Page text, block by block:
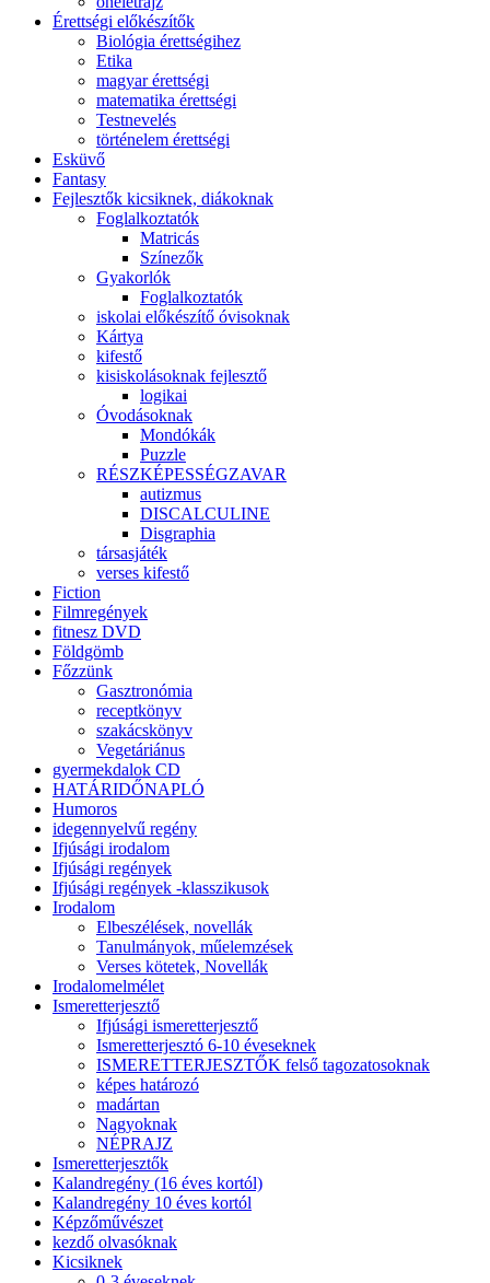
Érettségi előkészítők
Biológia érettségihez
Etika
magyar érettségi
matematika érettségi
Testnevelés
történelem érettségi
Esküvő
Fantasy
Fejlesztők kicsiknek, diákoknak
Foglalkoztatók
Matricás
Színezők
Gyakorlók
Foglalkoztatók
iskolai előkészítő óvisoknak
Kártya
kifestő
kisiskolásoknak fejlesztő
logikai
Óvodásoknak
Mondókák
Puzzle
RÉSZKÉPESSÉGZAVAR
autizmus
DISCALCULINE
Disgraphia
társasjáték
verses kifestő
Fiction
Filmregények
fitnesz DVD
Földgömb
Főzzünk
Gasztronómia
receptkönyv
szakácskönyv
Vegetáriánus
gyermekdalok CD
HATÁRIDŐNAPLÓ
Humoros
idegennyelvű regény
Ifjúsági irodalom
Ifjúsági regények
Ifjúsági regények -klasszikusok
Irodalom
Elbeszélések, novellák
Tanulmányok, műelemzések
Verses kötetek, Novellák
Irodalomelmélet
Ismeretterjesztő
Ifjúsági ismeretterjesztő
Ismeretterjesztó 6-10 éveseknek
ISMERETTERJESZTŐK felső tagozatosoknak
képes határozó
madártan
Nagyoknak
NÉPRAJZ
Ismeretterjesztők
Kalandregény (16 éves kortól)
Kalandregény 10 éves kortól
Képzőművészet
kezdő olvasóknak
Kicsiknek